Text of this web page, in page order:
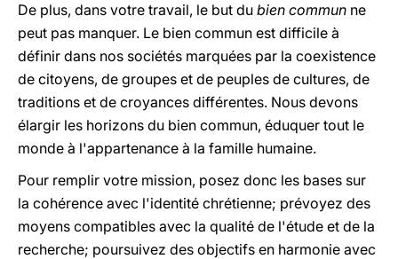
De plus, dans votre travail, le but du bien commun ne
peut pas manquer. Le bien commun est difficile à
définir dans nos sociétés marquées par la coexistence
de citoyens, de groupes et de peuples de cultures, de
traditions et de croyances différentes. Nous devons
élargir les horizons du bien commun, éduquer tout le
monde à l'appartenance à la famille humaine.
Pour remplir votre mission, posez donc les bases sur
la cohérence avec l'identité chrétienne; prévoyez des
moyens compatibles avec la qualité de l'étude et de la
recherche; poursuivez des objectifs en harmonie avec